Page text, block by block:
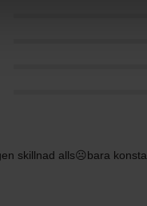
skillnad alls☹️bara